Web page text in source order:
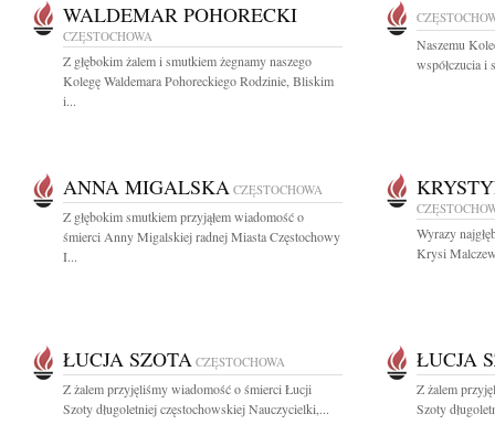
WALDEMAR POHORECKI
CZĘSTOCHOWA
Z głębokim żalem i smutkiem żegnamy naszego
Kolegę Waldemara Pohoreckiego Rodzinie, Bliskim
i...
Naszemu
współczucia i
ANNA MIGALSKA CZĘSTOCHOWA
Z głębokim smutkiem przyjąłem wiadomość o
śmierci Anny Migalskiej radnej Miasta Częstochowy
I...
Wyrazy
Krysi
ŁUCJA SZOTA CZĘSTOCHOWA
Z żalem przyjęliśmy wiadomość o śmierci Łucji
Szoty długoletniej częstochowskiej Nauczycielki,...
ŁUCJA
Z żalem
Szoty